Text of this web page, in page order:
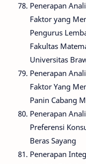
Penerapan
Faktor yang
Pengurus
Fakultas
Universitas
Penerapan
Faktor Yang
Panin Cabang
Penerapan
Preferensi
Beras Sayang
Penerapan